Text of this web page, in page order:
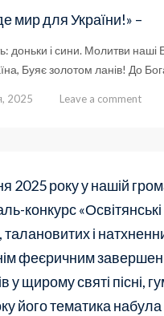
мир для України!» –
доньки і сини. Молитви
Буяє золотом ланів! До
2025 Leave a comment
2025 року у нашій
конкурс
і
феєричним
у щирому святі пісні,
його тематика